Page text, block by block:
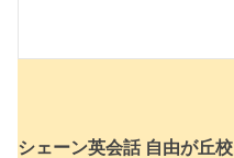
シェーン英会話 自由が丘校